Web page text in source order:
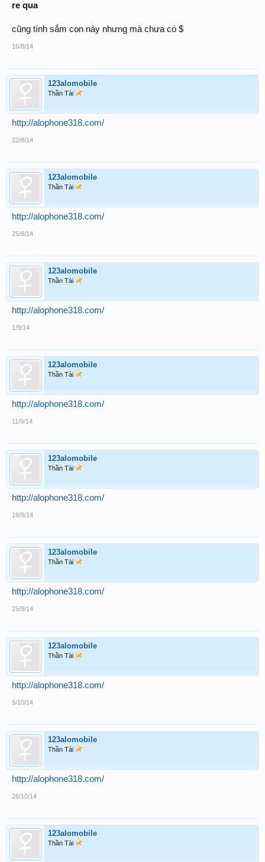
re qua
cũng tính sắm con này nhưng mà chưa có $
16/8/14
123alomobile
Thần Tài
http://alophone318.com/
22/8/14
123alomobile
Thần Tài
http://alophone318.com/
25/8/14
123alomobile
Thần Tài
http://alophone318.com/
1/9/14
123alomobile
Thần Tài
http://alophone318.com/
11/9/14
123alomobile
Thần Tài
http://alophone318.com/
19/9/14
123alomobile
Thần Tài
http://alophone318.com/
25/9/14
123alomobile
Thần Tài
http://alophone318.com/
9/10/14
123alomobile
Thần Tài
http://alophone318.com/
26/10/14
123alomobile
Thần Tài